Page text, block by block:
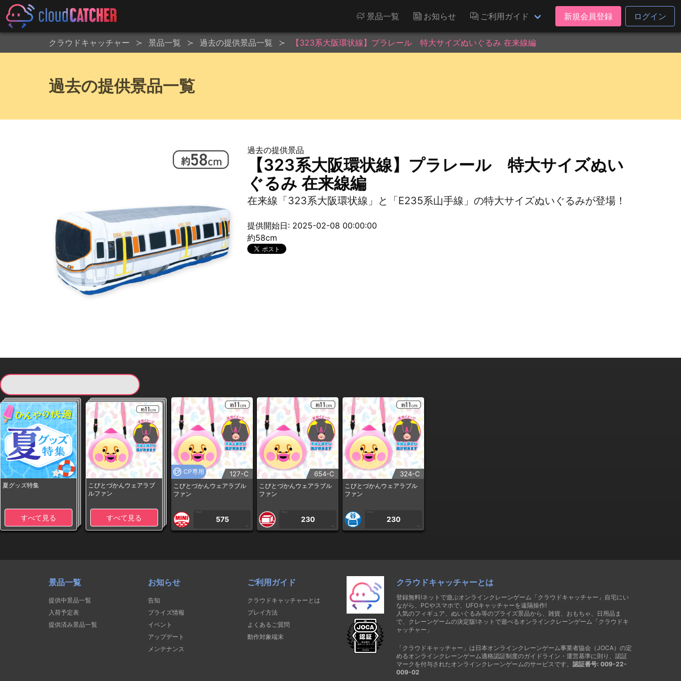
景品一覧 お知らせ ご利用ガイド 新規会員登録 ログイン
クラウドキャッチャー 景品一覧 過去の提供景品一覧 【323系大阪環状線】プラレール 特大サイズぬいぐるみ 在来線編
過去の提供景品一覧
過去の提供景品
【323系大阪環状線】プラレール 特大サイズぬい
ぐるみ 在来線編
在来線「323系大阪環状線」と「E235系山手線」の特大サイズぬいぐるみが登場！
提供開始日: 2025-02-08 00:00:00
約58cm
夏グッズ特集
すべて見る
こびとづかんウェアラブ
ルファン
すべて見る
CP専用 127-C
こびとづかんウェアラブル
ファン
1PLAY
575
CP
654-C
こびとづかんウェアラブル
ファン
1PLAY
230
CP
324-C
こびとづかんウェアラブル
ファン
1PLAY
230
CP
景品一覧
提供中景品一覧
入荷予定表
提供済み景品一覧
お知らせ
告知
プライズ情報
イベント
アップデート
メンテナンス
ご利用ガイド
クラウドキャッチャーとは
プレイ方法
よくあるご質問
動作対象端末
クラウドキャッチャーとは
登録無料!ネットで遊ぶオンラインクレーンゲーム「クラウドキャッチャー」自宅にい
ながら、PCやスマホで、UFOキャッチャーを遠隔操作!
人気のフィギュア、ぬいぐるみ等のプライズ景品から、雑貨、おもちゃ、日用品ま
で、クレーンゲームの決定版!ネットで遊べるオンラインクレーンゲーム「クラウドキ
ャッチャー」
「クラウドキャッチャー」は日本オンラインクレーンゲーム事業者協会（JOCA）の定
めるオンラインクレーンゲーム適格認証制度のガイドライン・運営基準に則り、認証
マークを付与されたオンラインクレーンゲームのサービスです。 認証番号: 009-22-
009-02